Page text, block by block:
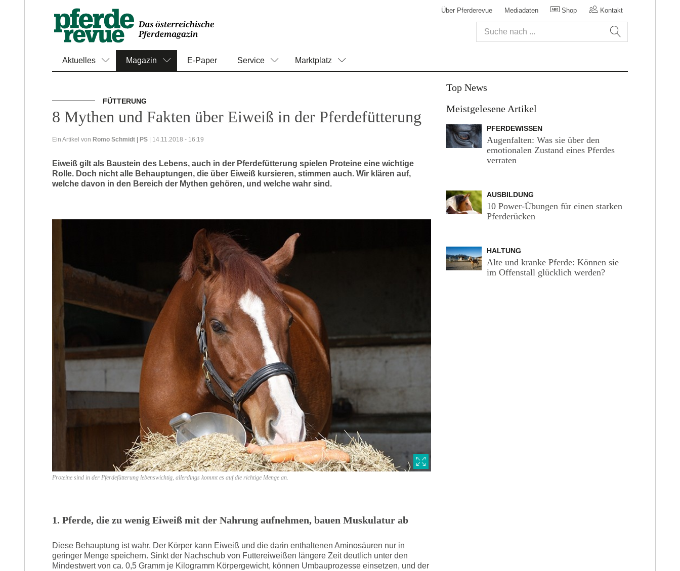
Über Pferderevue Mediadaten Shop Kontakt
Aktuelles Magazin E-Paper Service Marktplatz
FÜTTERUNG
8 Mythen und Fakten über Eiweiß in der Pferdefütterung
Ein Artikel von Romo Schmidt | PS | 14.11.2018 - 16:19
Eiweiß gilt als Baustein des Lebens, auch in der Pferdefütterung spielen Proteine eine wichtige
Rolle. Doch nicht alle Behauptungen, die über Eiweiß kursieren, stimmen auch. Wir klären auf,
welche davon in den Bereich der Mythen gehören, und welche wahr sind.
Proteine sind in der Pferdefütterung lebenswichtig, allerdings kommt es auf die richtige Menge an.
1. Pferde, die zu wenig Eiweiß mit der Nahrung aufnehmen, bauen Muskulatur ab
Diese Behauptung ist wahr. Der Körper kann Eiweiß und die darin enthaltenen Aminosäuren nur in
geringer Menge speichern. Sinkt der Nachschub von Futtereiweißen längere Zeit deutlich unter den
Mindestwert von ca. 0,5 Gramm je Kilogramm Körpergewicht, können Umbauprozesse einsetzen, und der
Top News
Meistgelesene Artikel
PFERDEWISSEN
Augenfalten: Was sie über den
emotionalen Zustand eines Pferdes
verraten
AUSBILDUNG
10 Power-Übungen für einen starken
Pferderücken
HALTUNG
Alte und kranke Pferde: Können sie
im Offenstall glücklich werden?